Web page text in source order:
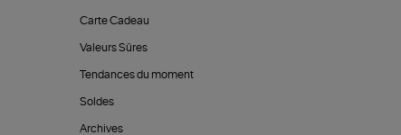
Carte Cadeau
Valeurs Sûres
Tendances du moment
Soldes
Archives